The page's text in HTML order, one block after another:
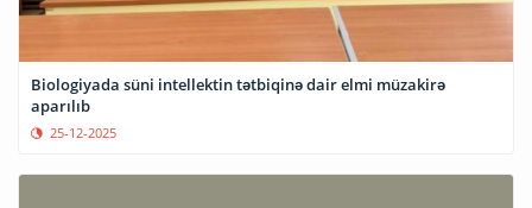
Biologiyada süni intellektin tətbiqinə dair elmi müzakirə
aparılıb
25-12-2025